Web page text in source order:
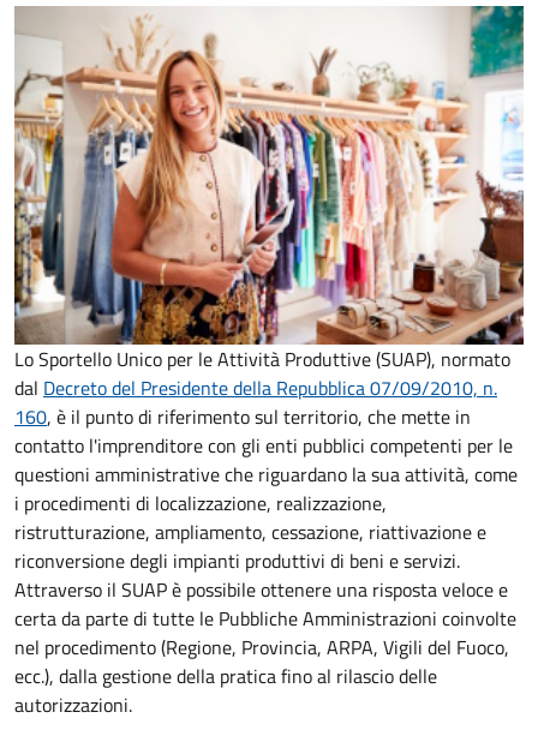
Lo Sportello Unico per le Attività Produttive (SUAP), normato
dal Decreto del Presidente della Repubblica 07/09/2010, n.
160, è il punto di riferimento sul territorio, che mette in
contatto l'imprenditore con gli enti pubblici competenti per le
questioni amministrative che riguardano la sua attività, come
i procedimenti di localizzazione, realizzazione,
ristrutturazione, ampliamento, cessazione, riattivazione e
riconversione degli impianti produttivi di beni e servizi.
Attraverso il SUAP è possibile ottenere una risposta veloce e
certa da parte di tutte le Pubbliche Amministrazioni coinvolte
nel procedimento (Regione, Provincia, ARPA, Vigili del Fuoco,
ecc.), dalla gestione della pratica fino al rilascio delle
autorizzazioni.